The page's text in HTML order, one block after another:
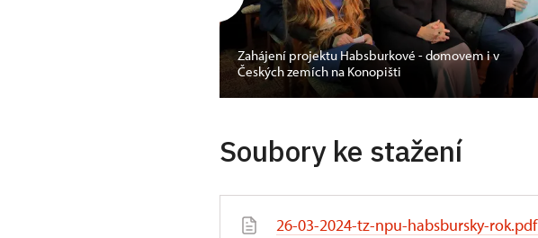
Zahájení projektu Habsburkové - domovem i v
Českých zemích na Konopišti
Soubory ke stažení
26-03-2024-tz-npu-habsbursky-rok.pdf